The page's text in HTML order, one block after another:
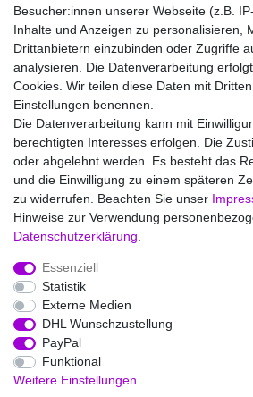
Shop
Aroma Selection
Service
Versandinfos
FAQs - Häufige Fragen
Wir versenden mit
Impressum
Barrierefreiheitserklärung
Besucher:innen unserer Webseite (z.B.
Inhalte und Anzeigen zu personalisieren,
Drittanbietern einzubinden oder Zugriffe
analysieren. Die Datenverarbeitung
Cookies. Wir teilen diese Daten mit
Einstellungen benennen.
Die Datenverarbeitung kann mit
berechtigten Interesses erfolgen. Die
oder abgelehnt werden. Es besteht das
und die Einwilligung zu einem späteren
zu widerrufen. Beachten Sie unser
Hinweise zur Verwendung
Daten­schutz­erklärung
Essenziell
Statistik
Externe Medien
DHL Wunschzustellung
PayPal
Funktional
Weitere Einstellungen